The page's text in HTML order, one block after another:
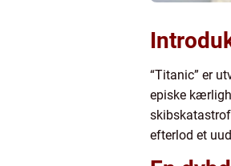
“Titanic” er
episke
efterlod et